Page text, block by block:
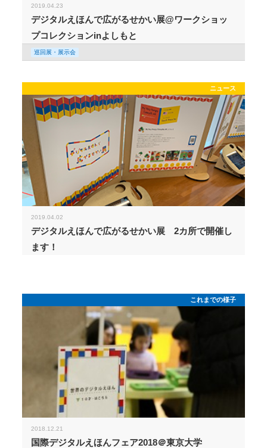
2019.04.23
デジタルえほんで広がるせかい展@ワークショッ
プコレクションinよしもと
巡回展・展示会
ニュース
2019.04.02
デジタルえほんで広がるせかい展 2カ所で開催し
ます！
これまでの様子
2018.12.21
国際デジタルえほんフェア2018＠東京大学